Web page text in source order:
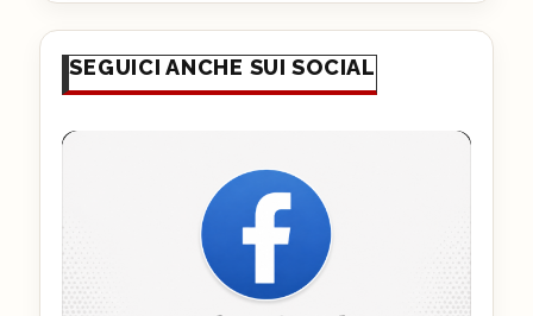
SEGUICI ANCHE SUI SOCIAL